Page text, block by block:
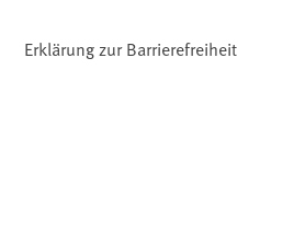
Erklärung zur Barrierefreiheit